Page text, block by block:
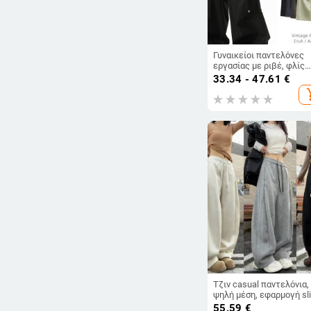
Γυναικείοι παντελόνες
εργασίας με ριβέ, φλίς
επενδεδυμένες, υψηλή
καθημερινό στυλ
33.34 - 47.61 €
Τζιν casual παντελόνια,
ψηλή μέση, εφαρμογή
fit, αστικό στυλ, ultra-
55.59 €